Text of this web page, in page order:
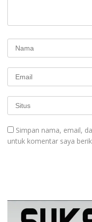
Simpan nama, email,
untuk komentar saya